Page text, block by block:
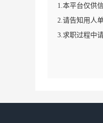
1.本平台仅供
2.请告知用人
3.求职过程中